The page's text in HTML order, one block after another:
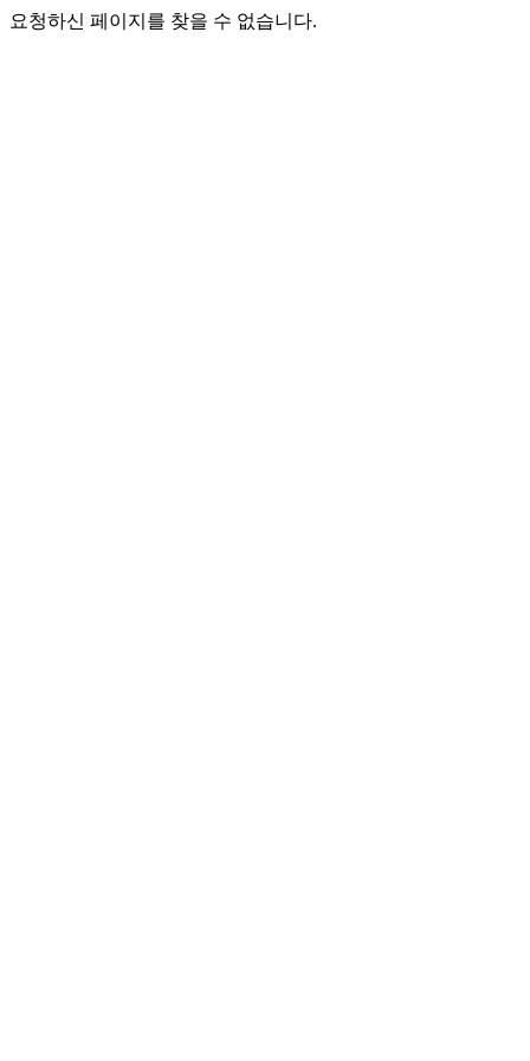
요청하신 페이지를 찾을 수 없습니다.